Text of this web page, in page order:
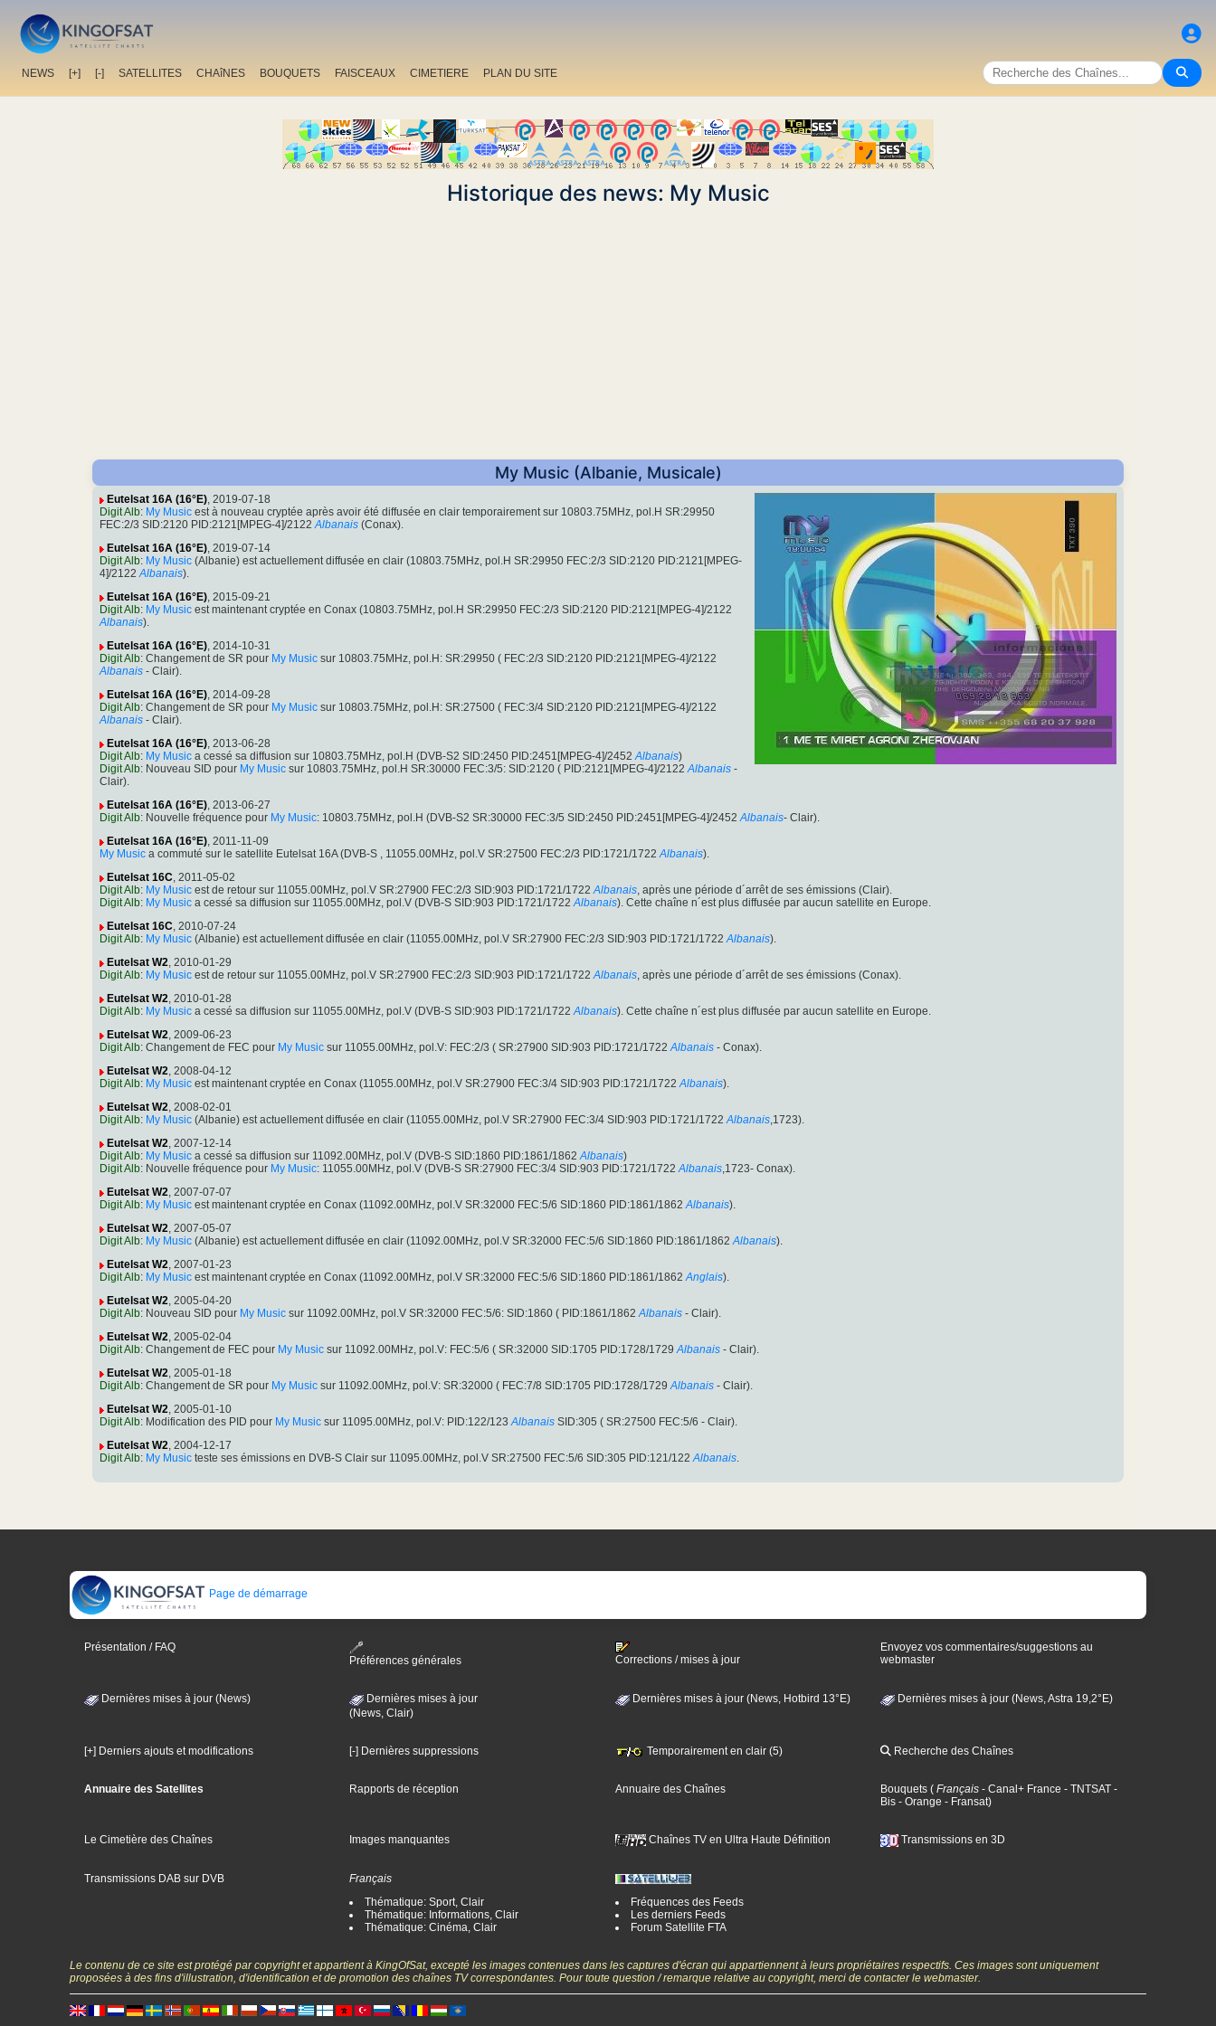
NEWS [+] [-] SATELLITES CHAîNES BOUQUETS FAISCEAUX CIMETIERE PLAN DU SITE
Historique des news: My Music
My Music (Albanie, Musicale)
Eutelsat 16A (16°E), 2019-07-18
Digit Alb: My Music est à nouveau cryptée après avoir été diffusée en clair temporairement sur 10803.75MHz, pol.H SR:29950
FEC:2/3 SID:2120 PID:2121[MPEG-4]/2122 Albanais (Conax).
Eutelsat 16A (16°E), 2019-07-14
Digit Alb: My Music (Albanie) est actuellement diffusée en clair (10803.75MHz, pol.H SR:29950 FEC:2/3 SID:2120 PID:2121[MPEG-
4]/2122 Albanais).
Eutelsat 16A (16°E), 2015-09-21
Digit Alb: My Music est maintenant cryptée en Conax (10803.75MHz, pol.H SR:29950 FEC:2/3 SID:2120 PID:2121[MPEG-4]/2122
Albanais).
Eutelsat 16A (16°E), 2014-10-31
Digit Alb: Changement de SR pour My Music sur 10803.75MHz, pol.H: SR:29950 ( FEC:2/3 SID:2120 PID:2121[MPEG-4]/2122
Albanais - Clair).
Eutelsat 16A (16°E), 2014-09-28
Digit Alb: Changement de SR pour My Music sur 10803.75MHz, pol.H: SR:27500 ( FEC:3/4 SID:2120 PID:2121[MPEG-4]/2122
Albanais - Clair).
Eutelsat 16A (16°E), 2013-06-28
Digit Alb: My Music a cessé sa diffusion sur 10803.75MHz, pol.H (DVB-S2 SID:2450 PID:2451[MPEG-4]/2452 Albanais)
Digit Alb: Nouveau SID pour My Music sur 10803.75MHz, pol.H SR:30000 FEC:3/5: SID:2120 ( PID:2121[MPEG-4]/2122 Albanais -
Clair).
Eutelsat 16A (16°E), 2013-06-27
Digit Alb: Nouvelle fréquence pour My Music: 10803.75MHz, pol.H (DVB-S2 SR:30000 FEC:3/5 SID:2450 PID:2451[MPEG-4]/2452 Albanais- Clair).
Eutelsat 16A (16°E), 2011-11-09
My Music a commuté sur le satellite Eutelsat 16A (DVB-S , 11055.00MHz, pol.V SR:27500 FEC:2/3 PID:1721/1722 Albanais).
Eutelsat 16C, 2011-05-02
Digit Alb: My Music est de retour sur 11055.00MHz, pol.V SR:27900 FEC:2/3 SID:903 PID:1721/1722 Albanais, après une période d´arrêt de ses émissions (Clair).
Digit Alb: My Music a cessé sa diffusion sur 11055.00MHz, pol.V (DVB-S SID:903 PID:1721/1722 Albanais). Cette chaîne n´est plus diffusée par aucun satellite en Europe.
Eutelsat 16C, 2010-07-24
Digit Alb: My Music (Albanie) est actuellement diffusée en clair (11055.00MHz, pol.V SR:27900 FEC:2/3 SID:903 PID:1721/1722 Albanais).
Eutelsat W2, 2010-01-29
Digit Alb: My Music est de retour sur 11055.00MHz, pol.V SR:27900 FEC:2/3 SID:903 PID:1721/1722 Albanais, après une période d´arrêt de ses émissions (Conax).
Eutelsat W2, 2010-01-28
Digit Alb: My Music a cessé sa diffusion sur 11055.00MHz, pol.V (DVB-S SID:903 PID:1721/1722 Albanais). Cette chaîne n´est plus diffusée par aucun satellite en Europe.
Eutelsat W2, 2009-06-23
Digit Alb: Changement de FEC pour My Music sur 11055.00MHz, pol.V: FEC:2/3 ( SR:27900 SID:903 PID:1721/1722 Albanais - Conax).
Eutelsat W2, 2008-04-12
Digit Alb: My Music est maintenant cryptée en Conax (11055.00MHz, pol.V SR:27900 FEC:3/4 SID:903 PID:1721/1722 Albanais).
Eutelsat W2, 2008-02-01
Digit Alb: My Music (Albanie) est actuellement diffusée en clair (11055.00MHz, pol.V SR:27900 FEC:3/4 SID:903 PID:1721/1722 Albanais,1723).
Eutelsat W2, 2007-12-14
Digit Alb: My Music a cessé sa diffusion sur 11092.00MHz, pol.V (DVB-S SID:1860 PID:1861/1862 Albanais)
Digit Alb: Nouvelle fréquence pour My Music: 11055.00MHz, pol.V (DVB-S SR:27900 FEC:3/4 SID:903 PID:1721/1722 Albanais,1723- Conax).
Eutelsat W2, 2007-07-07
Digit Alb: My Music est maintenant cryptée en Conax (11092.00MHz, pol.V SR:32000 FEC:5/6 SID:1860 PID:1861/1862 Albanais).
Eutelsat W2, 2007-05-07
Digit Alb: My Music (Albanie) est actuellement diffusée en clair (11092.00MHz, pol.V SR:32000 FEC:5/6 SID:1860 PID:1861/1862 Albanais).
Eutelsat W2, 2007-01-23
Digit Alb: My Music est maintenant cryptée en Conax (11092.00MHz, pol.V SR:32000 FEC:5/6 SID:1860 PID:1861/1862 Anglais).
Eutelsat W2, 2005-04-20
Digit Alb: Nouveau SID pour My Music sur 11092.00MHz, pol.V SR:32000 FEC:5/6: SID:1860 ( PID:1861/1862 Albanais - Clair).
Eutelsat W2, 2005-02-04
Digit Alb: Changement de FEC pour My Music sur 11092.00MHz, pol.V: FEC:5/6 ( SR:32000 SID:1705 PID:1728/1729 Albanais - Clair).
Eutelsat W2, 2005-01-18
Digit Alb: Changement de SR pour My Music sur 11092.00MHz, pol.V: SR:32000 ( FEC:7/8 SID:1705 PID:1728/1729 Albanais - Clair).
Eutelsat W2, 2005-01-10
Digit Alb: Modification des PID pour My Music sur 11095.00MHz, pol.V: PID:122/123 Albanais SID:305 ( SR:27500 FEC:5/6 - Clair).
Eutelsat W2, 2004-12-17
Digit Alb: My Music teste ses émissions en DVB-S Clair sur 11095.00MHz, pol.V SR:27500 FEC:5/6 SID:305 PID:121/122 Albanais.
Page de démarrage
Présentation / FAQ
Préférences générales
Corrections / mises à jour
Envoyez vos commentaires/suggestions au
webmaster
Dernières mises à jour (News)
Dernières mises à jour
(News, Clair)
Dernières mises à jour (News, Hotbird 13°E) Dernières mises à jour (News, Astra 19,2°E)
[+] Derniers ajouts et modifications [-] Dernières suppressions Temporairement en clair (5) Recherche des Chaînes
Annuaire des Satellites Rapports de réception Annuaire des Chaînes Bouquets ( Français - Canal+ France - TNTSAT -
Bis - Orange - Fransat)
Le Cimetière des Chaînes Images manquantes Chaînes TV en Ultra Haute Définition Transmissions en 3D
Transmissions DAB sur DVB
Français
Thématique: Sport, Clair
Thématique: Informations, Clair
Thématique: Cinéma, Clair
Fréquences des Feeds
Les derniers Feeds
Forum Satellite FTA
Le contenu de ce site est protégé par copyright et appartient à KingOfSat, excepté les images contenues dans les captures d'écran qui appartiennent à leurs propriétaires respectifs. Ces images sont uniquement
proposées à des fins d'illustration, d'identification et de promotion des chaînes TV correspondantes. Pour toute question / remarque relative au copyright, merci de contacter le webmaster.